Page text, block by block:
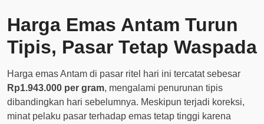
Harga Emas Antam Turun
Tipis, Pasar Tetap Waspada
Harga emas Antam di pasar ritel hari ini tercatat sebesar
Rp1.943.000 per gram, mengalami penurunan tipis
dibandingkan hari sebelumnya. Meskipun terjadi koreksi,
minat pelaku pasar terhadap emas tetap tinggi karena